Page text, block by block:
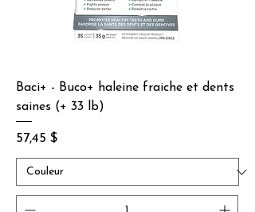
Baci+ - Buco+ haleine fraiche et dents
saines (+ 33 lb)
Prix
57,45 $